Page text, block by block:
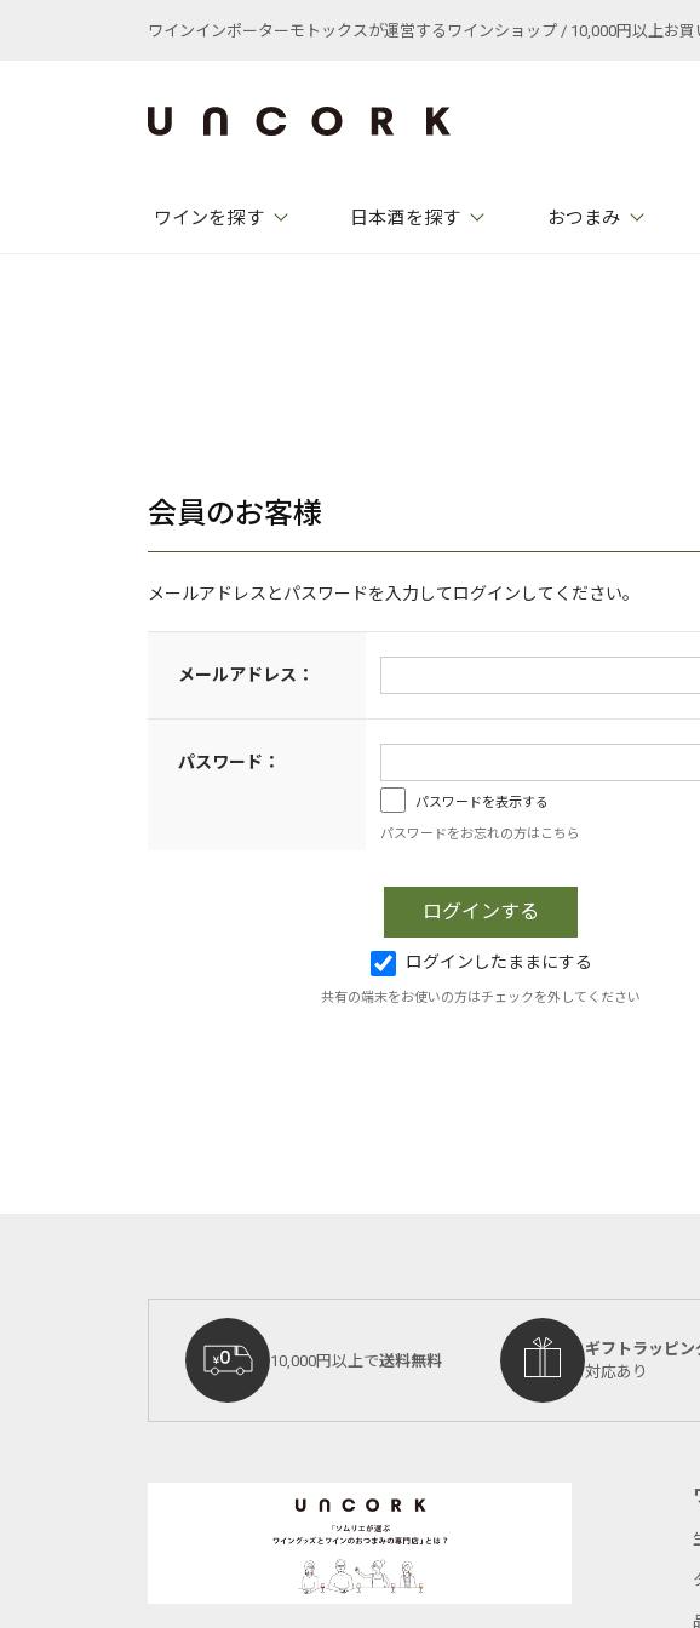
ワインインポーターモトックスが運営するワインショップ / 10,000円以上お買
ワインを探す 日本酒を探す おつまみ
会員のお客様
メールアドレスとパスワードを入力してログインしてください。
メールアドレス：
パスワード：
パスワードを表示する
パスワードをお忘れの方はこちら
ログインしたままにする
共有の端末をお使いの方はチェックを外してください
10,000円以上で送料無料
ギフトラッピン
対応あり